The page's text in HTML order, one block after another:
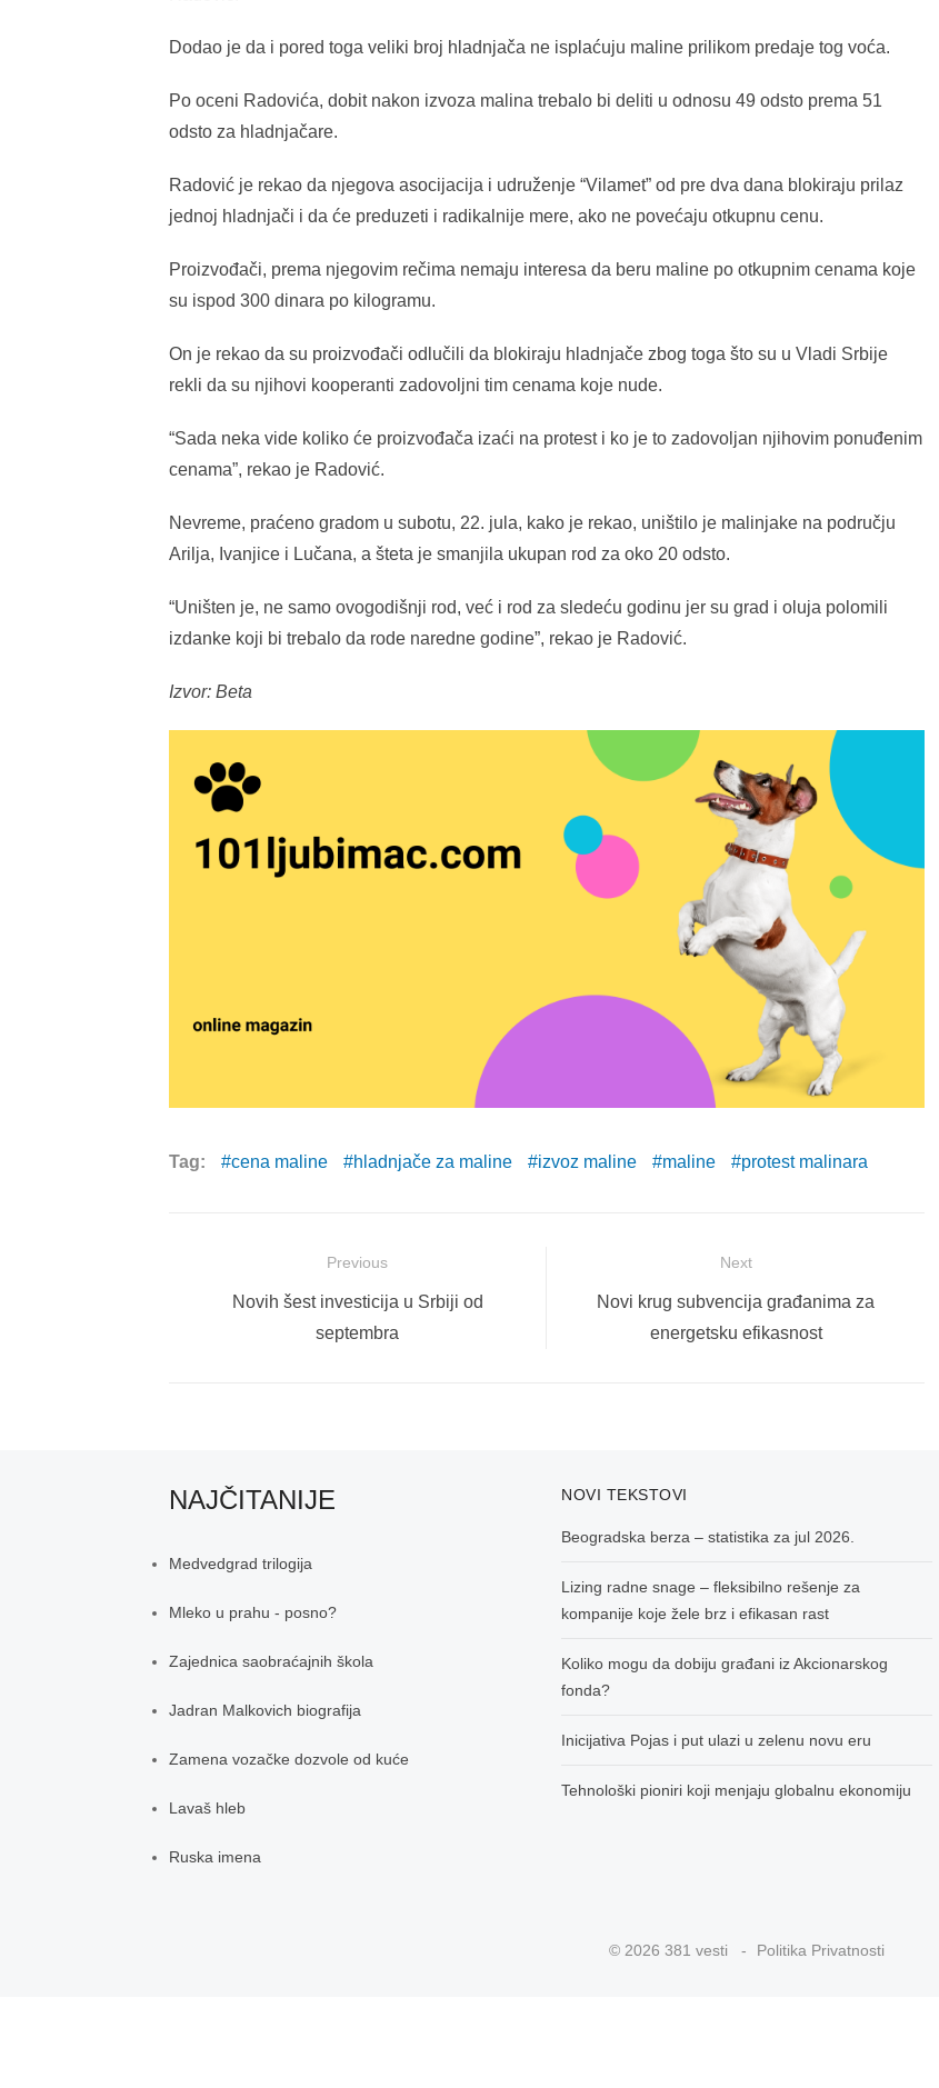
Dodao je da i pored toga veliki broj hladnjača ne isplaćuju maline prilikom predaje tog voća.
Po oceni Radovića, dobit nakon izvoza malina trebalo bi deliti u odnosu 49 odsto prema 51
odsto za hladnjačare.
Radović je rekao da njegova asocijacija i udruženje “Vilamet” od pre dva dana blokiraju prilaz
jednoj hladnjači i da će preduzeti i radikalnije mere, ako ne povećaju otkupnu cenu.
Proizvođači, prema njegovim rečima nemaju interesa da beru maline po otkupnim cenama koje
su ispod 300 dinara po kilogramu.
On je rekao da su proizvođači odlučili da blokiraju hladnjače zbog toga što su u Vladi Srbije
rekli da su njihovi kooperanti zadovoljni tim cenama koje nude.
“Sada neka vide koliko će proizvođača izaći na protest i ko je to zadovoljan njihovim ponuđenim
cenama”, rekao je Radović.
Nevreme, praćeno gradom u subotu, 22. jula, kako je rekao, uništilo je malinjake na području
Arilja, Ivanjice i Lučana, a šteta je smanjila ukupan rod za oko 20 odsto.
“Uništen je, ne samo ovogodišnji rod, već i rod za sledeću godinu jer su grad i oluja polomili
izdanke koji bi trebalo da rode naredne godine”, rekao je Radović.
Izvor: Beta
Tag: cena maline hladnjače za maline izvoz maline maline protest malinara
navigation
Previous
Previous
Novih šest investicija u Srbiji od
septembra
Next
Next
Novi krug subvencija građanima za
energetsku efikasnost
NAJČITANIJE
Medvedgrad trilogija
Mleko u prahu - posno?
Zajednica saobraćajnih škola
Jadran Malkovich biografija
Zamena vozačke dozvole od kuće
Lavaš hleb
Ruska imena
NOVI TEKSTOVI
Beogradska berza – statistika za jul 2026.
Lizing radne snage – fleksibilno rešenje za
kompanije koje žele brz i efikasan rast
Koliko mogu da dobiju građani iz Akcionarskog
fonda?
Inicijativa Pojas i put ulazi u zelenu novu eru
Tehnološki pioniri koji menjaju globalnu ekonomiju
© 2026 381 vesti Politika Privatnosti